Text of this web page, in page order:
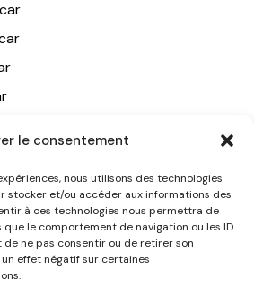
le consentement
nous utilisons des technologies
stocker et/ou accéder aux informations des
à ces technologies nous permettra de
le comportement de navigation ou les ID
de ne pas consentir ou de retirer son
effet négatif sur certaines
d'affaires international